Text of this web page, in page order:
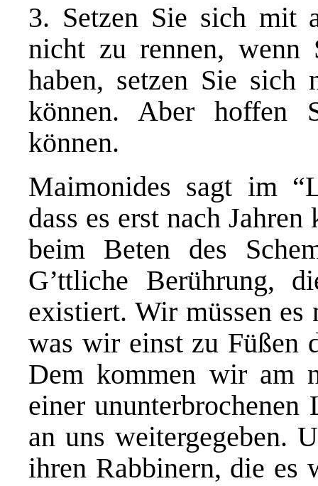
3. Setzen Sie sich mit
nicht zu rennen, wenn
haben, setzen Sie sich
können. Aber hoffen
können.
Maimonides sagt im
dass es erst nach
beim Beten des
G’ttliche Berührung,
existiert. Wir müssen es
was wir einst zu Füßen
Dem kommen wir am
einer
an uns weitergegeben.
ihren Rabbinern, die es